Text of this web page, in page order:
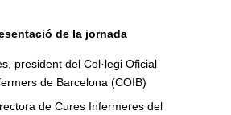
de la jornada
president del Col·legi Oficial
de Barcelona (COIB)
de Cures Infermeres del